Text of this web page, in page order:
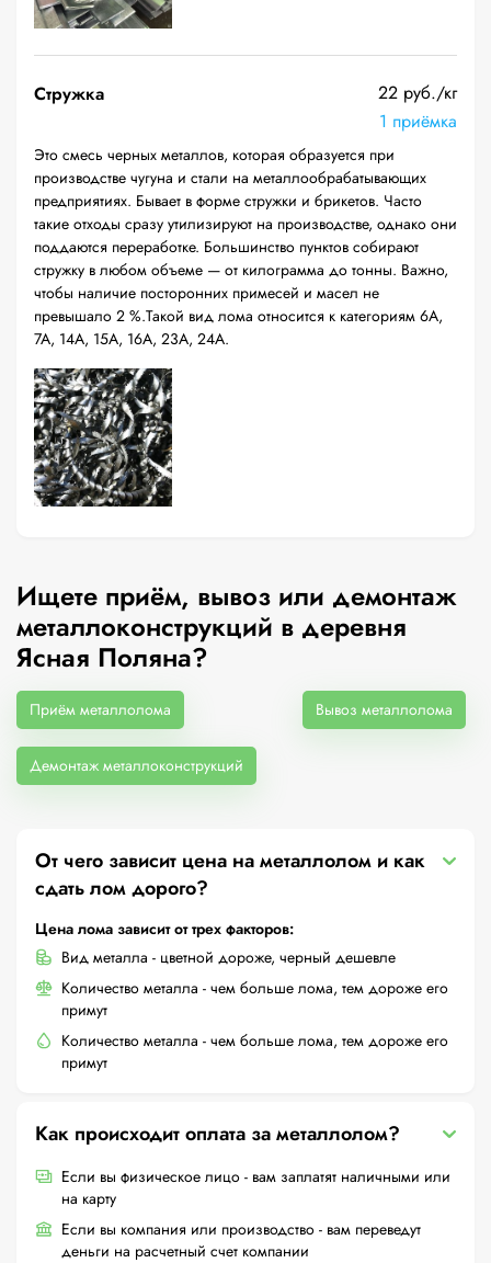
Стружка
22 руб./кг
1 приёмка
Это смесь черных металлов, которая образуется при
производстве чугуна и стали на металлообрабатывающих
предприятиях. Бывает в форме стружки и брикетов. Часто
такие отходы сразу утилизируют на производстве, однако они
поддаются переработке. Большинство пунктов собирают
стружку в любом объеме — от килограмма до тонны. Важно,
чтобы наличие посторонних примесей и масел не
превышало 2 %.Такой вид лома относится к категориям 6А,
7А, 14А, 15А, 16А, 23А, 24А.
Ищете приём, вывоз или демонтаж
металлоконструкций в деревня
Ясная Поляна?
Приём металлолома Вывоз металлолома
Демонтаж металлоконструкций
От чего зависит цена на металлолом и как
сдать лом дорого?
Цена лома зависит от трех факторов:
Вид металла - цветной дороже, черный дешевле
Количество металла - чем больше лома, тем дороже его
примут
Количество металла - чем больше лома, тем дороже его
примут
Как происходит оплата за металлолом?
Если вы физическое лицо - вам заплатят наличными или
на карту
Если вы компания или производство - вам переведут
деньги на расчетный счет компании